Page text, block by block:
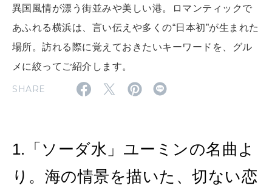
SUSTAINABLE
CULTURE
自分を耕す
WORK&MONEY
いい人生って？
異国風情が漂う街並みや美しい港。ロマンティックで
あふれる横浜は、言い伝えや多くの“日本初”が生まれた
場所。訪れる際に覚えておきたいキーワードを、グル
メに絞ってご紹介します。
SHARE
1.「ソーダ水」ユーミンの名曲よ
り。海の情景を描いた、切ない恋